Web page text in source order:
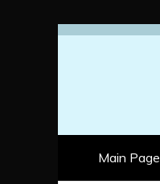
Skip
Main Page